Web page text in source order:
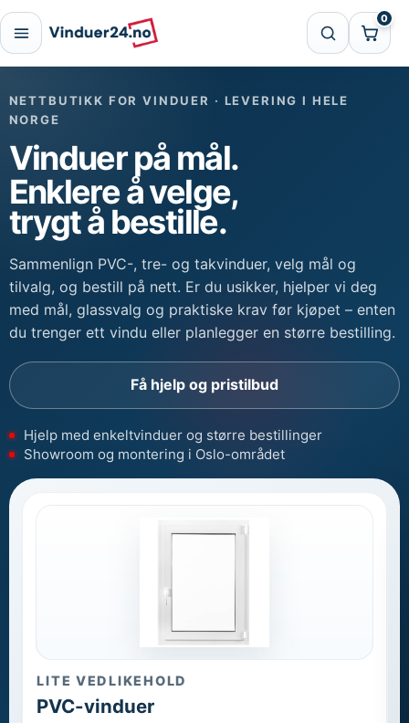
Hopp til innhold
Søk
0
NETTBUTIKK FOR VINDUER · LEVERING I HELE
NORGE
Vinduer på mål.
Enklere å velge,
trygt å bestille.
Sammenlign PVC-, tre- og takvinduer, velg mål og
tilvalg, og bestill på nett. Er du usikker, hjelper vi deg
med mål, glassvalg og praktiske krav før kjøpet – enten
du trenger ett vindu eller planlegger en større bestilling.
Få hjelp og pristilbud
Hjelp med enkeltvinduer og større bestillinger
Showroom og montering i Oslo-området
LITE VEDLIKEHOLD
PVC-vinduer